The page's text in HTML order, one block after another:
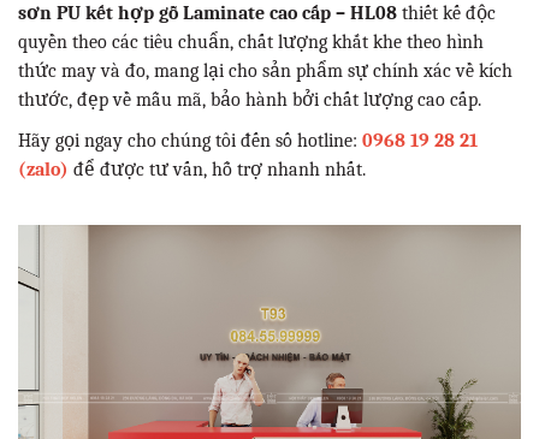
sơn PU kết hợp gỗ Laminate cao cấp – HL08 thiết kế độc
quyền theo các tiêu chuẩn, chất lượng khắt khe theo hình
thức may và đo, mang lại cho sản phẩm sự chính xác về kích
thước, đẹp về mẫu mã, bảo hành bởi chất lượng cao cấp.
Hãy gọi ngay cho chúng tôi đến số hotline: 0968 19 28 21
(zalo) để được tư vấn, hỗ trợ nhanh nhất.